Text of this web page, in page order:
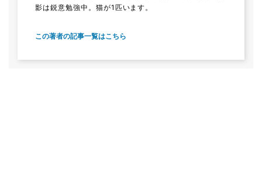
影は鋭意勉強中。猫が1匹います。
この著者の記事一覧はこちら